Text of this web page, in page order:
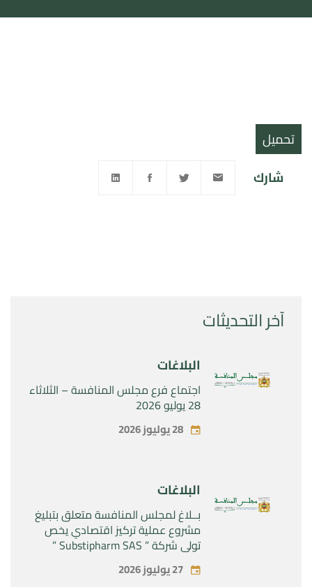
آخر التحديثات
البلاغات
اجتماع فرع مجلس المنافسة – الثلاثاء
28 يوليو 2026
28 يوليوز 2026
البلاغات
بــلاغ لمجلس المنافسة متعلق بتبليغ
مشروع عملية تركيز اقتصادي يخص
تولي شركة ” Substipharm SAS ”
المراقبة الحصرية للأصول والحقوق
المتعلقة بالمنتجين الصيدلانيين”
27 يوليوز 2026
تحميل
شارك